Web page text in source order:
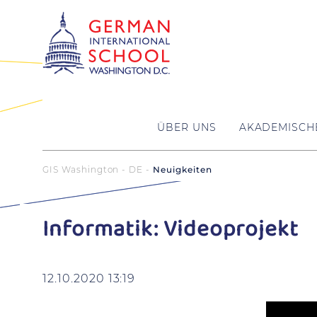
ÜBER UNS
GIS Washington - DE Neuigkeiten
Informatik: Videoprojekt
12.10.2020 13:19